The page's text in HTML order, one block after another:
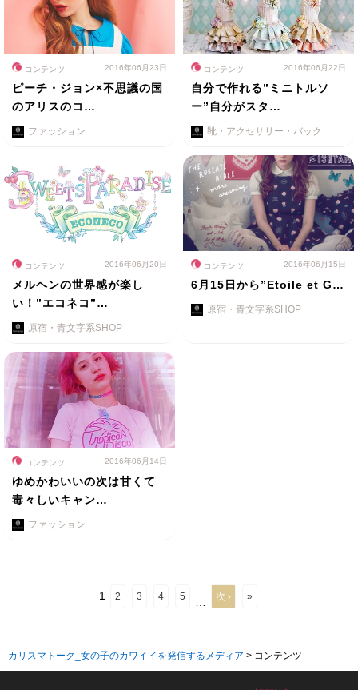
コンテンツ 2016年06月23日
ピーチ・ジョン×不思議の国
のアリスのコ…
ファッション
コンテンツ 2016年06月22日
自分で作れる”ミニトルソ
ー”自分がスタ…
靴・アクセサリー・バック
コンテンツ 2016年06月20日
メルヘンの世界感が楽し
い！”エコネコ”…
原宿・青文字系SHOP
コンテンツ 2016年06月15日
6月15日から”Etoile et G…
原宿・青文字系SHOP
コンテンツ 2016年06月14日
ゆめかわいいの次は甘くて
毒々しいキャン…
ファッション
1 2 3 4 5 次 › »
カリスマトーク_女の子のカワイイを発信するメディア > コンテンツ